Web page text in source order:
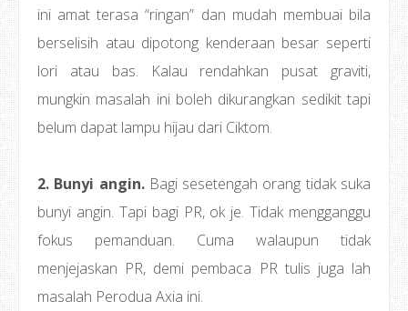
ini amat terasa “ringan” dan mudah membuai bila
berselisih atau dipotong kenderaan besar seperti
lori atau bas. Kalau rendahkan pusat graviti,
mungkin masalah ini boleh dikurangkan sedikit tapi
belum dapat lampu hijau dari Ciktom.
2. Bunyi angin.Bagi sesetengah orang tidak suka
bunyi angin. Tapi bagi PR, ok je. Tidak mengganggu
fokus pemanduan. Cuma walaupun tidak
menjejaskan PR, demi pembaca PR tulis juga lah
masalah Perodua Axia ini.